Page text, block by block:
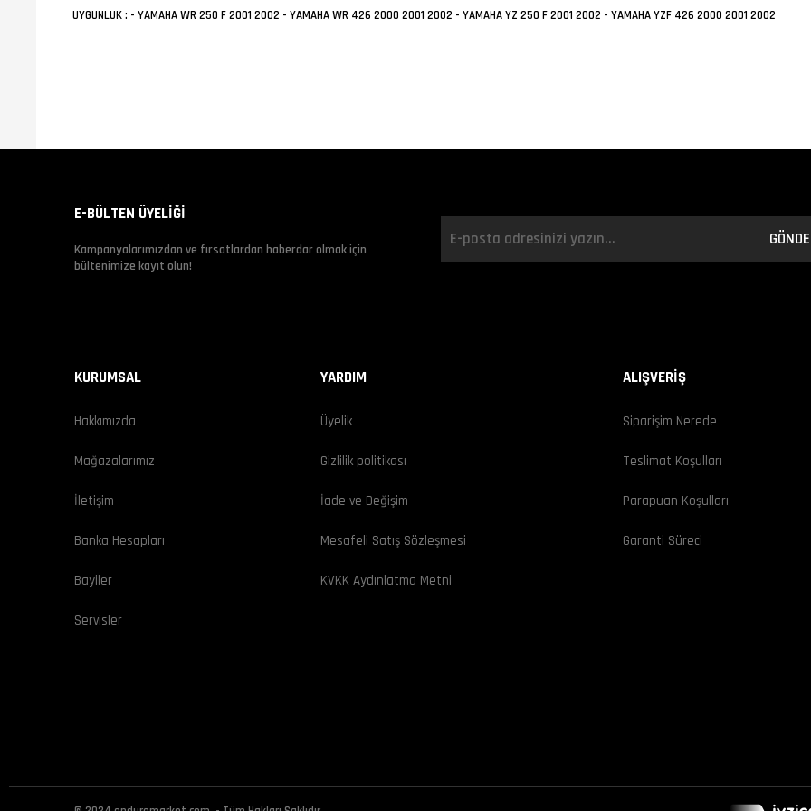
UYGUNLUK : - YAMAHA WR 250 F 2001 2002 - YAMAHA WR 426 2000 2001 2002 - YAMAHA YZ 250 F 2001 2002 - YAMAHA YZF 426 2000 2001 2002
E-BÜLTEN ÜYELİĞİ
Kampanyalarımızdan ve fırsatlardan haberdar olmak için
bültenimize kayıt olun!
KURUMSAL
Hakkımızda
Mağazalarımız
İletişim
Banka Hesapları
Bayiler
Servisler
YARDIM
Üyelik
Gizlilik politikası
İade ve Değişim
Mesafeli Satış Sözleşmesi
KVKK Aydınlatma Metni
ALIŞVERİŞ
Siparişim Nerede
Teslimat Koşulları
Parapuan Koşulları
Garanti Süreci